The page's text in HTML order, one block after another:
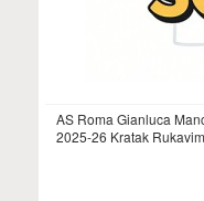
AS Roma Gianluca
2025-26 Kratak